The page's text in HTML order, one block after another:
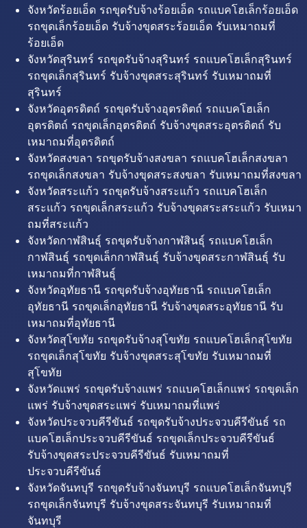
จังหวัดร้อยเอ็ด รถขุดรับจ้างร้อยเอ็ด รถแบคโฮเล็กร้อยเอ็ด
รถขุดเล็กร้อยเอ็ด รับจ้างขุดสระร้อยเอ็ด รับเหมาถมที่
ร้อยเอ็ด
จังหวัดสุรินทร์ รถขุดรับจ้างสุรินทร์ รถแบคโฮเล็กสุรินทร์
รถขุดเล็กสุรินทร์ รับจ้างขุดสระสุรินทร์ รับเหมาถมที่
สุรินทร์
จังหวัดอุตรดิตถ์ รถขุดรับจ้างอุตรดิตถ์ รถแบคโฮเล็ก
อุตรดิตถ์ รถขุดเล็กอุตรดิตถ์ รับจ้างขุดสระอุตรดิตถ์ รับ
เหมาถมที่อุตรดิตถ์
จังหวัดสงขลา รถขุดรับจ้างสงขลา รถแบคโฮเล็กสงขลา
รถขุดเล็กสงขลา รับจ้างขุดสระสงขลา รับเหมาถมที่สงขลา
จังหวัดสระแก้ว รถขุดรับจ้างสระแก้ว รถแบคโฮเล็ก
สระแก้ว รถขุดเล็กสระแก้ว รับจ้างขุดสระสระแก้ว รับเหมา
ถมที่สระแก้ว
จังหวัดกาฬสินธุ์ รถขุดรับจ้างกาฬสินธุ์ รถแบคโฮเล็ก
กาฬสินธุ์ รถขุดเล็กกาฬสินธุ์ รับจ้างขุดสระกาฬสินธุ์ รับ
เหมาถมที่กาฬสินธุ์
จังหวัดอุทัยธานี รถขุดรับจ้างอุทัยธานี รถแบคโฮเล็ก
อุทัยธานี รถขุดเล็กอุทัยธานี รับจ้างขุดสระอุทัยธานี รับ
เหมาถมที่อุทัยธานี
จังหวัดสุโขทัย รถขุดรับจ้างสุโขทัย รถแบคโฮเล็กสุโขทัย
รถขุดเล็กสุโขทัย รับจ้างขุดสระสุโขทัย รับเหมาถมที่
สุโขทัย
จังหวัดแพร่ รถขุดรับจ้างแพร่ รถแบคโฮเล็กแพร่ รถขุดเล็ก
แพร่ รับจ้างขุดสระแพร่ รับเหมาถมที่แพร่
จังหวัดประจวบคีรีขันธ์ รถขุดรับจ้างประจวบคีรีขันธ์ รถ
แบคโฮเล็กประจวบคีรีขันธ์ รถขุดเล็กประจวบคีรีขันธ์
รับจ้างขุดสระประจวบคีรีขันธ์ รับเหมาถมที่
ประจวบคีรีขันธ์
จังหวัดจันทบุรี รถขุดรับจ้างจันทบุรี รถแบคโฮเล็กจันทบุรี
รถขุดเล็กจันทบุรี รับจ้างขุดสระจันทบุรี รับเหมาถมที่
จันทบุรี